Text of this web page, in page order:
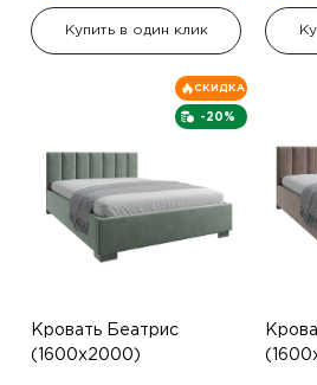
Купить в один клик
-20%
СКИДКА
Кровать Беатрис
(1600х2000)